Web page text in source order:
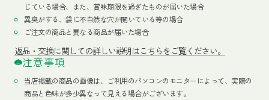
じている場合、また、賞味期限を過ぎたものが届いた場合
異臭がする、袋に不自然な穴が開いている等の場合
ご注文の商品と異なる商品が届いた場合
返品・交換に関しての詳しい説明はこちらをご覧ください。
注意事項
当店掲載の商品の画像は、ご利用のパソコンのモニターによって、実際の
商品と色味が多少異なって見える場合がございます。